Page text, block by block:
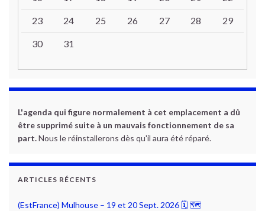
23 24 25 26 27 28 29
30 31
L'agenda qui figure normalement à cet emplacement a dû
être supprimé suite à un mauvais fonctionnement de sa
part.Nous le réinstallerons dès qu'il aura été réparé.
ARTICLES RÉCENTS
(EstFrance) Mulhouse – 19 et 20 Sept. 2026 🗓 🗺